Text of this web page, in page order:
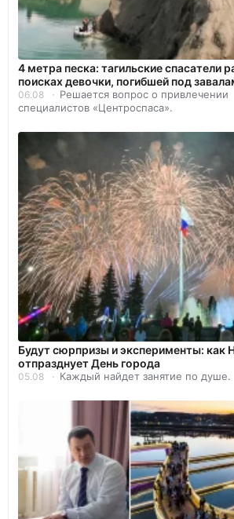
4 метра песка: тагильские спасатели
поисках девочки, погибшей под
06.08
Решается вопрос о привлечении
специалистов «Центроспаса».
Будут сюрпризы и эксперименты: как
отпразднует День города
05.08 Каждый найдет занятие по душе.